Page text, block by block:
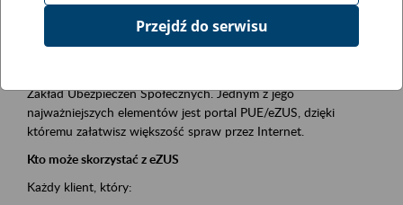
Opis wydarzenia
Platforma Usług Elektronicznych ZUS eZUS
Zakład Ubezpieczeń Społecznych. Jednym z jego
najważniejszych elementów jest portal PUE/eZUS, dzięki
któremu załatwisz większość spraw przez Internet.
Kto może skorzystać z eZUS
Każdy klient, który:
Przejdź do serwisu